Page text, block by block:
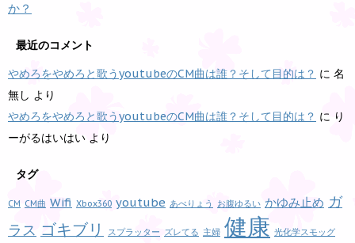
か？
最近のコメント
やめろをやめろと歌うyoutubeのCM曲は誰？そして目的は？ に 名
無し より
やめろをやめろと歌うyoutubeのCM曲は誰？そして目的は？ に り
ーがるはいはい より
タグ
CM CM曲 Wifi Xbox360 youtube あべりょう お腹ゆるい かゆみ止め ガ
ラス ゴキブリ スプラッター ズレてる 主婦 健康 光化学スモッグ